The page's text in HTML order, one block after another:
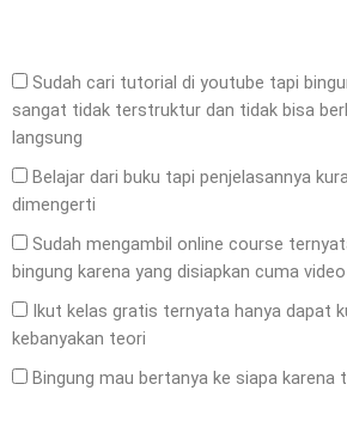
Sudah cari tutorial di youtube tapi
sangat tidak terstruktur dan tidak bisa
langsung
Belajar dari buku tapi penjelasannya
dimengerti
Sudah mengambil online course
bingung karena yang disiapkan cuma
Ikut kelas gratis ternyata hanya dapat
kebanyakan teori
Bingung mau bertanya ke siapa karena